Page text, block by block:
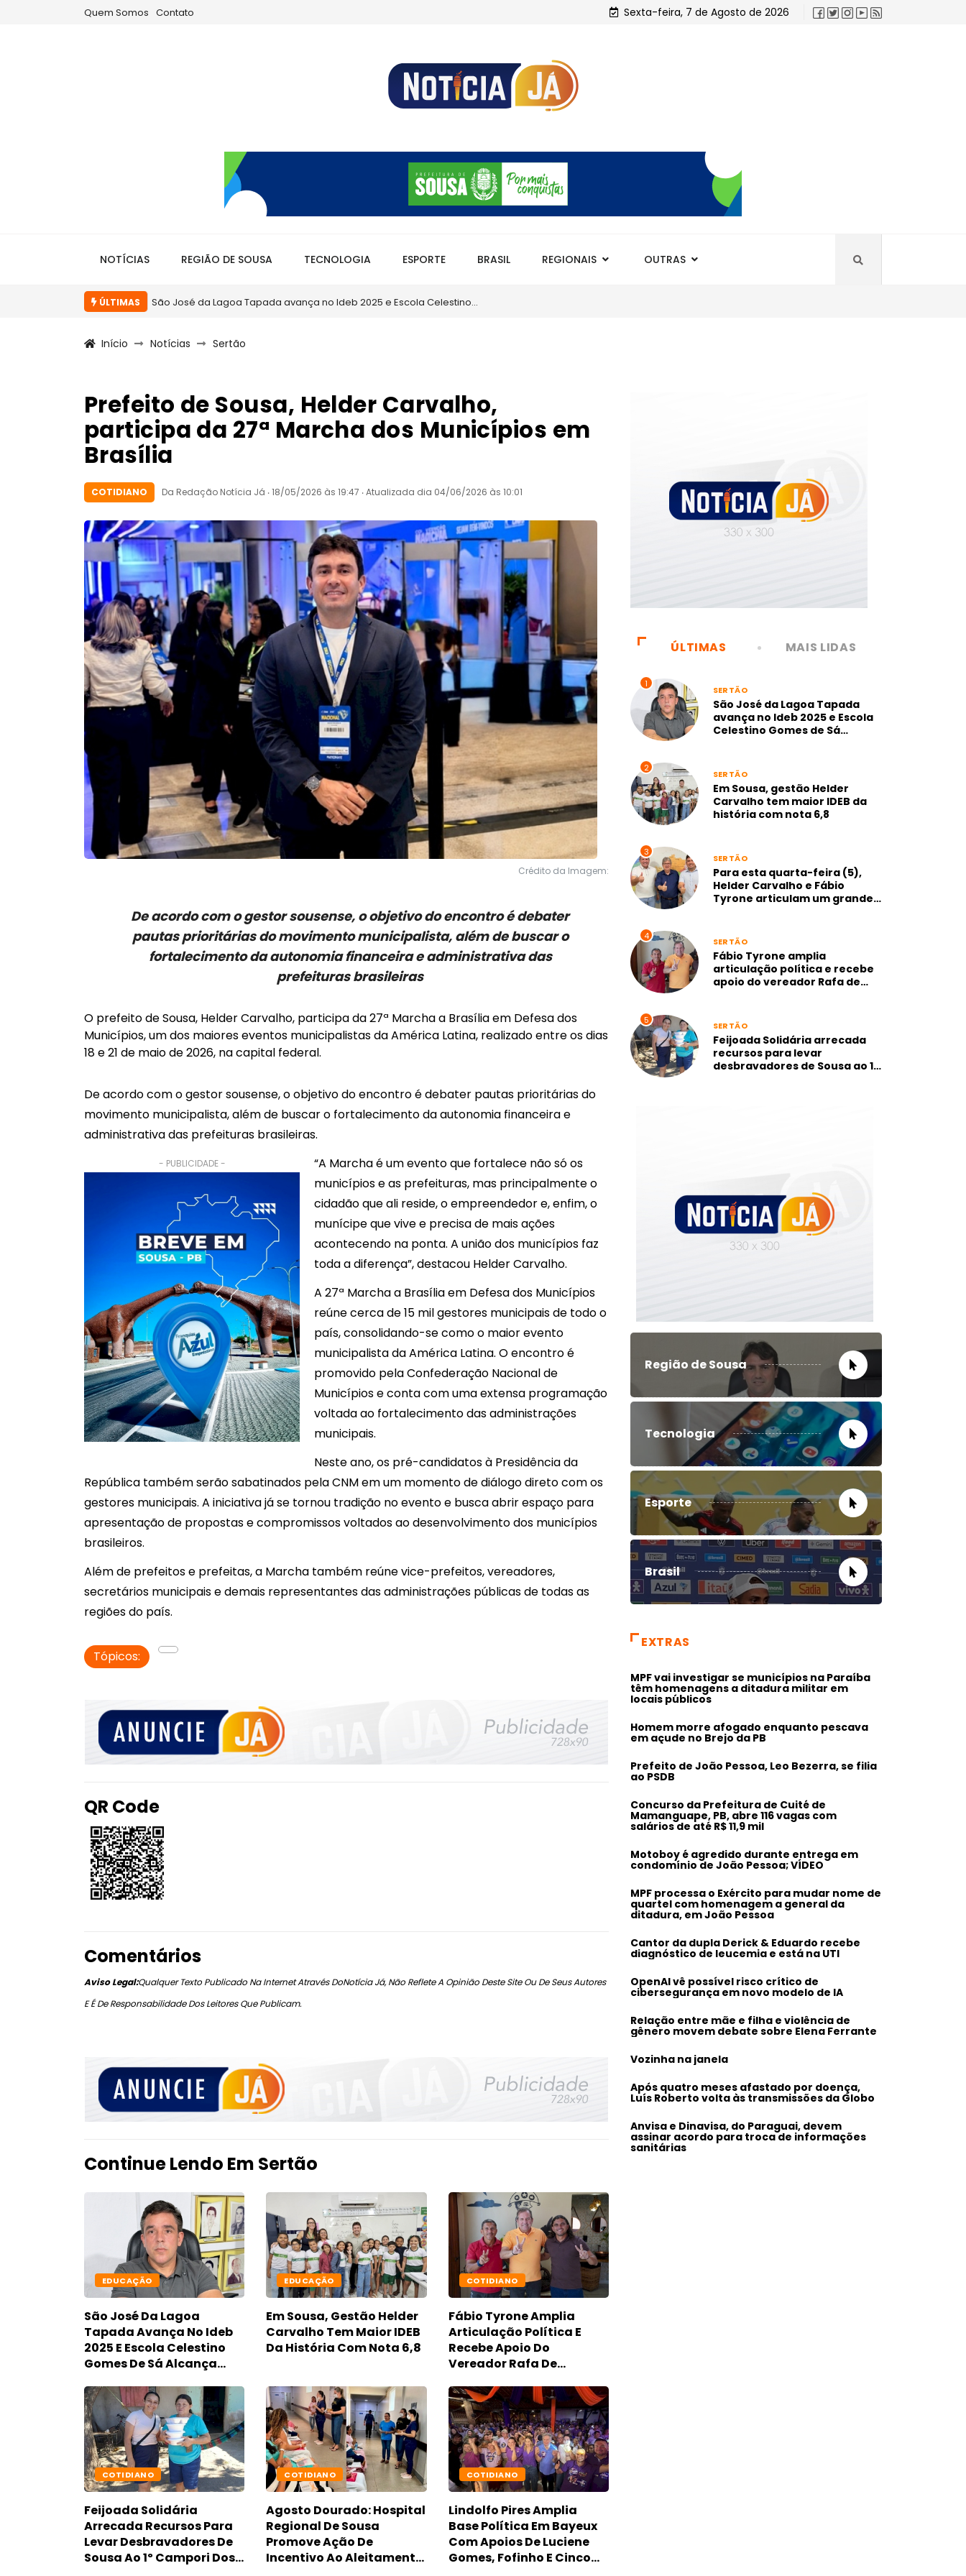
Quem Somos Contato Sexta-feira, 7 de Agosto de 2026
NOTÍCIAS REGIÃO DE SOUSA TECNOLOGIA ESPORTE BRASIL REGIONAIS OUTRAS
ÚLTIMAS Em Sousa, gestão Helder Carvalho tem maior IDEB da história com...
Início Notícias Sertão
Prefeito de Sousa, Helder Carvalho,
participa da 27ª Marcha dos Municípios em
Brasília
COTIDIANO Da Redação Notícia Já ‧ 18/05/2026 às 19:47 ‧ Atualizada dia 04/06/2026 às 10:01
Crédito da Imagem:
De acordo com o gestor sousense, o objetivo do encontro é debater
pautas prioritárias do movimento municipalista, além de buscar o
fortalecimento da autonomia financeira e administrativa das
prefeituras brasileiras
O prefeito de Sousa, Helder Carvalho, participa da 27ª Marcha a Brasília em Defesa dos
Municípios, um dos maiores eventos municipalistas da América Latina, realizado entre os dias
18 e 21 de maio de 2026, na capital federal.
De acordo com o gestor sousense, o objetivo do encontro é debater pautas prioritárias do
movimento municipalista, além de buscar o fortalecimento da autonomia financeira e
administrativa das prefeituras brasileiras.
- PUBLICIDADE -
“A Marcha é um evento que fortalece não só os
municípios e as prefeituras, mas principalmente o
cidadão que ali reside, o empreendedor e, enfim, o
munícipe que vive e precisa de mais ações
acontecendo na ponta. A união dos municípios faz
toda a diferença”, destacou Helder Carvalho.
A 27ª Marcha a Brasília em Defesa dos Municípios
reúne cerca de 15 mil gestores municipais de todo o
país, consolidando-se como o maior evento
municipalista da América Latina. O encontro é
promovido pelaConfederação Nacional de
Municípiose conta com uma extensa programação
voltada ao fortalecimento das administrações
municipais.
Neste ano, os pré-candidatos à Presidência da
República também serão sabatinados pela CNM em um momento de diálogo direto com os
gestores municipais. A iniciativa já se tornou tradição no evento e busca abrir espaço para
apresentação de propostas e compromissos voltados ao desenvolvimento dos municípios
brasileiros.
Além de prefeitos e prefeitas, a Marcha também reúne vice-prefeitos, vereadores,
secretários municipais e demais representantes das administrações públicas de todas as
regiões do país.
Tópicos:
QR Code
Comentários
Aviso Legal:Qualquer Texto Publicado Na Internet Através DoNotícia Já, Não Reflete A Opinião Deste Site Ou De Seus Autores
E É De Responsabilidade Dos Leitores Que Publicam.
Continue Lendo Em Sertão
EDUCAÇÃO
São José Da Lagoa
Tapada Avança No Ideb
2025 E Escola Celestino
Gomes De Sá Alcança
De Coraci
EDUCAÇÃO
Em Sousa, Gestão Helder
Carvalho Tem Maior IDEB
Da História Com Nota 6,8
COTIDIANO
Fábio Tyrone Amplia
Articulação Política E
Recebe Apoio Do
Vereador Rafa De
De Marcação-PB
COTIDIANO
Feijoada Solidária
Arrecada Recursos Para
Levar Desbravadores De
Sousa Ao 1º Campori Dos
COTIDIANO
Agosto Dourado: Hospital
Regional De Sousa
Promove Ação De
Incentivo Ao Aleitamento
COTIDIANO
Lindolfo Pires Amplia
Base Política Em Bayeux
Com Apoios De Luciene
Gomes, Fofinho E Cinco
ÚLTIMAS MAIS LIDAS
1
SERTÃO
São José da Lagoa Tapada
avança no Ideb 2025 e Escola
Celestino Gomes de Sá
2
SERTÃO
Em Sousa, gestão Helder
Carvalho tem maior IDEB da
história com nota 6,8
3
SERTÃO
Para esta quarta-feira (5),
Helder Carvalho e Fábio
Tyrone articulam um grande
4
SERTÃO
Fábio Tyrone amplia
articulação política e recebe
apoio do vereador Rafa de
5
SERTÃO
Feijoada Solidária arrecada
recursos para levar
desbravadores de Sousa ao 1º
Região de Sousa
Tecnologia
Esporte
Brasil
EXTRAS
MPF vai investigar se municípios na Paraíba
têm homenagens a ditadura militar em
locais públicos
Homem morre afogado enquanto pescava
em açude no Brejo da PB
Prefeito de João Pessoa, Leo Bezerra, se filia
ao PSDB
Concurso da Prefeitura de Cuité de
Mamanguape, PB, abre 116 vagas com
salários de até R$ 11,9 mil
Motoboy é agredido durante entrega em
condomínio de João Pessoa; VÍDEO
MPF processa o Exército para mudar nome de
quartel com homenagem a general da
ditadura, em João Pessoa
Cantor da dupla Derick & Eduardo recebe
diagnóstico de leucemia e está na UTI
OpenAI vê possível risco crítico de
cibersegurança em novo modelo de IA
Relação entre mãe e filha e violência de
gênero movem debate sobre Elena Ferrante
Vozinha na janela
Após quatro meses afastado por doença,
Luís Roberto volta às transmissões da Globo
Anvisa e Dinavisa, do Paraguai, devem
assinar acordo para troca de informações
sanitárias